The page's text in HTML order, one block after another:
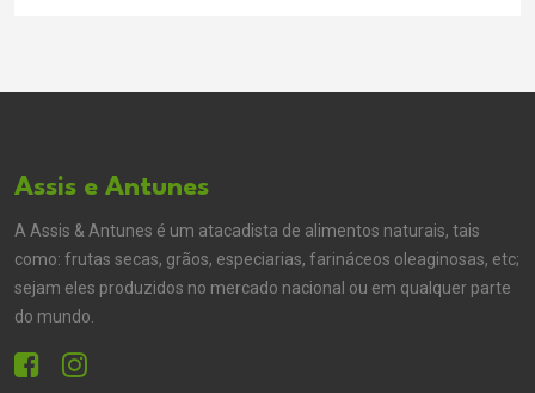
Assis e Antunes
A Assis & Antunes é um atacadista de alimentos naturais, tais
como: frutas secas, grãos, especiarias, farináceos oleaginosas, etc;
sejam eles produzidos no mercado nacional ou em qualquer parte
do mundo.